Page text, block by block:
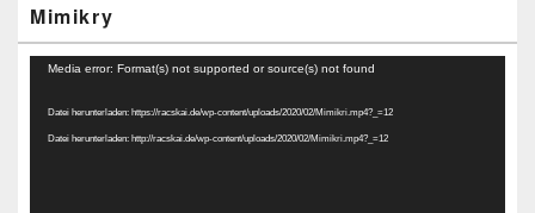
Mimikry
Video-
Media error: Format(s) not supported or source(s) not found
Datei herunterladen: https://racskai.de/wp-content/uploads/2020/02/Mimikri.mp4?_=12
Datei herunterladen: http://racskai.de/wp-content/uploads/2020/02/Mimikri.mp4?_=12